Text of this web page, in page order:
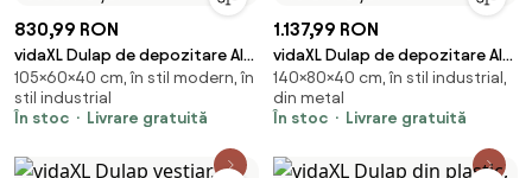
830,99 RON
vidaXL Dulap de depozitare Alb
60 x 40 x 105 cm Oțel
105×60×40 cm, în stil modern, în
stil industrial
În stoc
Livrare gratuită
1.137,99 RON
vidaXL Dulap de depozitare Alb
80 x 40 x 140 cm Oțel
140×80×40 cm, în stil industrial,
din metal
În stoc
Livrare gratuită